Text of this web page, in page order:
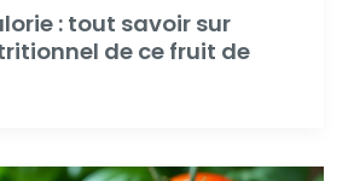
: tout savoir sur
de ce fruit de